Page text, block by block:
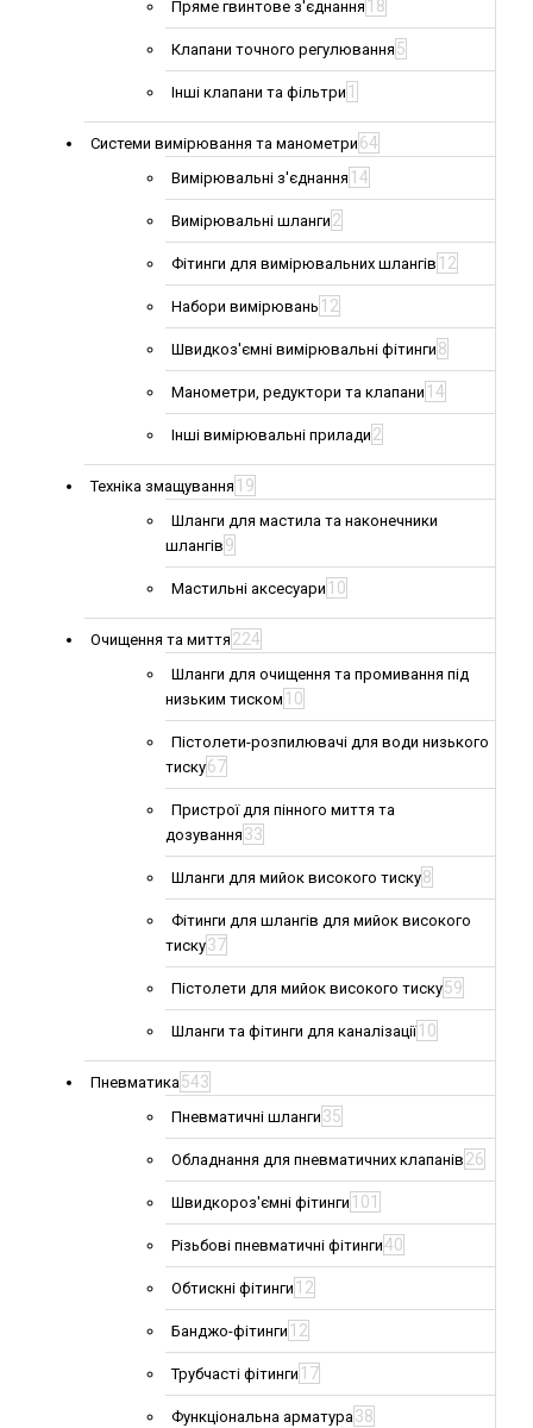
Пряме гвинтове з'єднання 18
Клапани точного регулювання 5
Інші клапани та фільтри 1
Системи вимірювання та манометри 64
Вимірювальні з'єднання 14
Вимірювальні шланги 2
Фітинги для вимірювальних шлангів 12
Набори вимірювань 12
Швидкоз'ємні вимірювальні фітинги 8
Манометри, редуктори та клапани 14
Інші вимірювальні прилади 2
Техніка змащування 19
Шланги для мастила та наконечники
шлангів 9
Мастильні аксесуари 10
Очищення та миття 224
Шланги для очищення та промивання під
низьким тиском 10
Пістолети-розпилювачі для води низького
тиску67
Пристрої для пінного миття та
дозування 33
Шланги для мийок високого тиску8
Фітинги для шлангів для мийок високого
тиску37
Пістолети для мийок високого тиску59
Шланги та фітинги для каналізації 10
Пневматика543
Пневматичні шланги 35
Обладнання для пневматичних клапанів 26
Швидкороз'ємні фітинги 101
Різьбові пневматичні фітинги40
Обтискні фітинги 12
Банджо-фітинги 12
Трубчасті фітинги 17
Функціональна арматура38